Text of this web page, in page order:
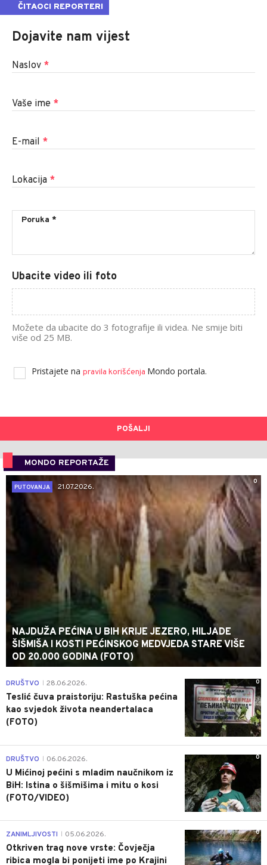
ČITAOCI REPORTERI
Dojavite nam vijest
Naslov *
Vaše ime *
E-mail *
Lokacija *
Ubacite video ili foto
Možete da ubacite do 3 fotografije ili videa. Ne smije biti
više od 25 MB.
Pristajete na pravila korišćenja Mondo portala.
POŠALJI
MONDO REPORTAŽE
0
PUTOVANJA
21.07.2026.
NAJDUŽA PEĆINA U BIH KRIJE JEZERO, HILJADE
ŠIŠMIŠA I KOSTI PEĆINSKOG MEDVJEDA STARE VIŠE
OD 20.000 GODINA (FOTO)
0
DRUŠTVO 28.06.2026.
Teslić čuva praistoriju: Rastuška pećina
kao svjedok života neandertalaca
(FOTO)
0
DRUŠTVO 06.06.2026.
U Mićinoj pećini s mladim naučnikom iz
BiH: Istina o šišmišima i mitu o kosi
(FOTO/VIDEO)
0
ZANIMLJIVOSTI 05.06.2026.
Otkriven trag nove vrste: Čovječja
ribica mogla bi ponijeti ime po Krajini